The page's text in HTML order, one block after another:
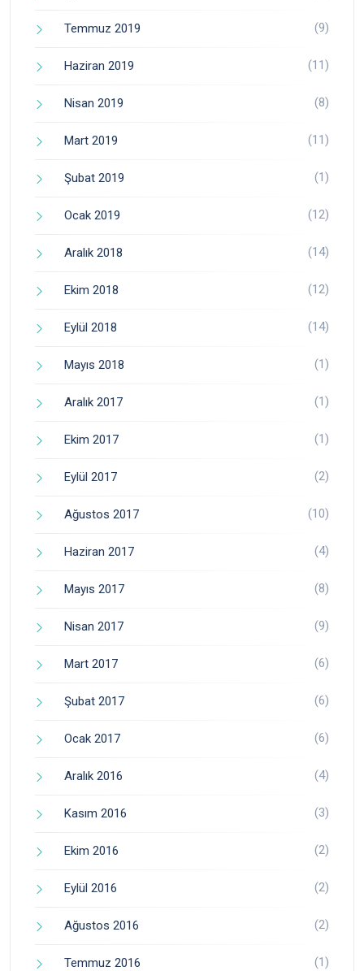
Temmuz 2019 (9)
Haziran 2019 (11)
Nisan 2019 (8)
Mart 2019 (11)
Şubat 2019 (1)
Ocak 2019 (12)
Aralık 2018 (14)
Ekim 2018 (12)
Eylül 2018 (14)
Mayıs 2018 (1)
Aralık 2017 (1)
Ekim 2017 (1)
Eylül 2017 (2)
Ağustos 2017 (10)
Haziran 2017 (4)
Mayıs 2017 (8)
Nisan 2017 (9)
Mart 2017 (6)
Şubat 2017 (6)
Ocak 2017 (6)
Aralık 2016 (4)
Kasım 2016 (3)
Ekim 2016 (2)
Eylül 2016 (2)
Ağustos 2016 (2)
Temmuz 2016 (1)